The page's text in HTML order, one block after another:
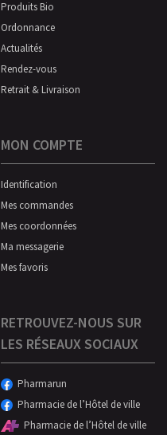
Produits Bio
Ordonnance
Actualités
Rendez-vous
Retrait & Livraison
MON COMPTE
Identification
Mes commandes
Mes coordonnées
Ma messagerie
Mes favoris
RETROUVEZ-NOUS SUR
LES RÉSEAUX SOCIAUX
Pharmarun
Pharmacie de l’Hôtel de ville
Pharmacie de l’Hôtel de ville